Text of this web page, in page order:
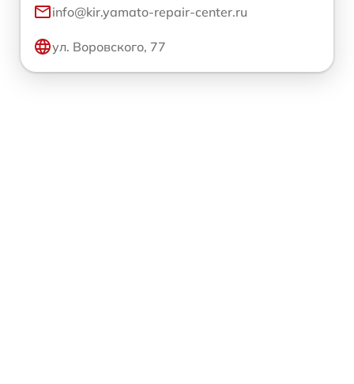
info@kir.yamato-repair-center.ru
ул. Воровского, 77